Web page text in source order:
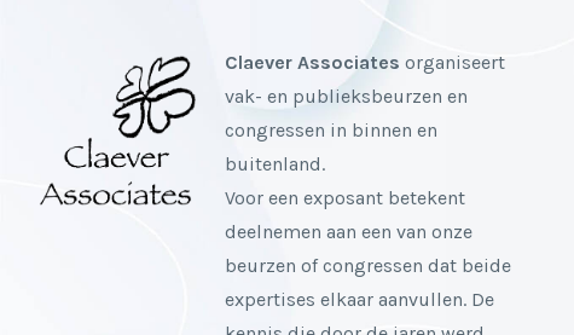
Claever Associates organiseert
vak- en publieksbeurzen en
congressen in binnen en
buitenland.
Voor een exposant betekent
deelnemen aan een van onze
beurzen of congressen dat beide
expertises elkaar aanvullen. De